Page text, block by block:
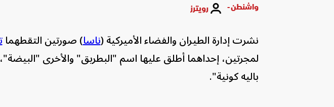
واشنطن - رويترز
نشرت إدارة الطيران والفضاء الأميركية (ناسا) صورتين التقطهما
لمجرتين، إحداهما أطلق عليها اسم "البطريق" والأخرى
باليه كونية".